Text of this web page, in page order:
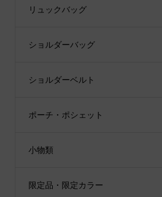
リュックバッグ
ショルダーバッグ
ショルダーベルト
ポーチ・ポシェット
小物類
限定品・限定カラー